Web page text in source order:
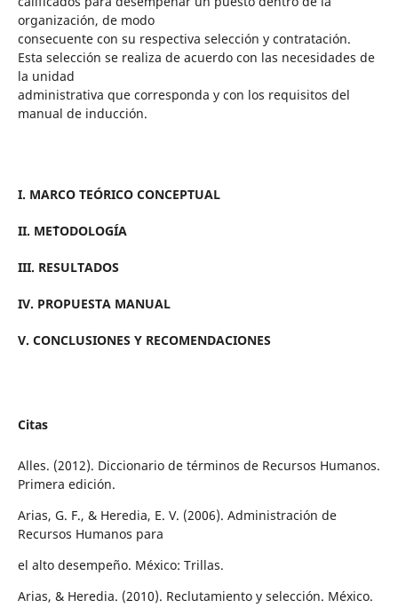
organización, de modo
consecuente con su respectiva selección y contratación.
Esta selección se realiza de acuerdo con las necesidades de
la unidad
administrativa que corresponda y con los requisitos del
manual de inducción.
I. MARCO TEÓRICO CONCEPTUAL
II. ME´TODOLOGÍA
III. RESULTADOS
IV. PROPUESTA MANUAL
V. CONCLUSIONES Y RECOMENDACIONES
Citas
Alles. (2012). Diccionario de términos de Recursos Humanos.
Primera edición.
Arias, G. F., & Heredia, E. V. (2006). Administración de
Recursos Humanos para
el alto desempeño. México: Trillas.
Arias, & Heredia. (2010). Reclutamiento y selección. México.